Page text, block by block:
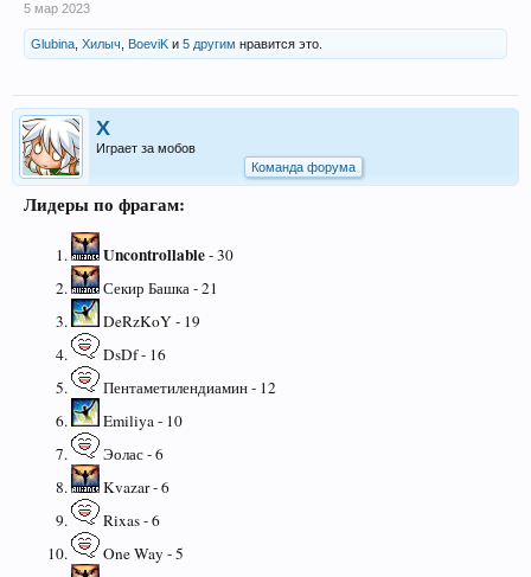
5 мар 2023
Glubina Хилыч BoeviK и 5 другим нравится это.
X
Играет за мобов
Команда форума
Лидеры по фрагам:
Uncontrollable- 30
Секир Башка - 21
DeRzKoY - 19
DsDf - 16
Пентаметилендиамин - 12
Emiliya - 10
Эолас - 6
Kvazar - 6
Rixas - 6
One Way - 5